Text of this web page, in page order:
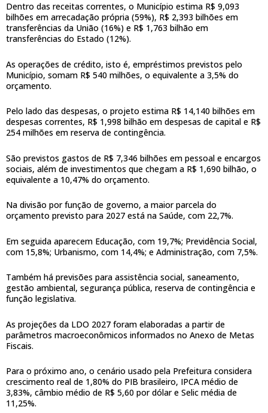
Dentro das receitas correntes, o Município estima R$ 9,093
bilhões em arrecadação própria (59%), R$ 2,393 bilhões em
transferências da União (16%) e R$ 1,763 bilhão em
transferências do Estado (12%).
As operações de crédito, isto é, empréstimos previstos pelo
Município, somam R$ 540 milhões, o equivalente a 3,5% do
orçamento.
Pelo lado das despesas, o projeto estima R$ 14,140 bilhões em
despesas correntes, R$ 1,998 bilhão em despesas de capital e R$
254 milhões em reserva de contingência.
São previstos gastos de R$ 7,346 bilhões em pessoal e encargos
sociais, além de investimentos que chegam a R$ 1,690 bilhão, o
equivalente a 10,47% do orçamento.
Na divisão por função de governo, a maior parcela do
orçamento previsto para 2027 está na Saúde, com 22,7%.
Em seguida aparecem Educação, com 19,7%; Previdência Social,
com 15,8%; Urbanismo, com 14,4%; e Administração, com 7,5%.
Também há previsões para assistência social, saneamento,
gestão ambiental, segurança pública, reserva de contingência e
função legislativa.
As projeções da LDO 2027 foram elaboradas a partir de
parâmetros macroeconômicos informados no Anexo de Metas
Fiscais.
Para o próximo ano, o cenário usado pela Prefeitura considera
crescimento real de 1,80% do PIB brasileiro, IPCA médio de
3,83%, câmbio médio de R$ 5,60 por dólar e Selic média de
11,25%.